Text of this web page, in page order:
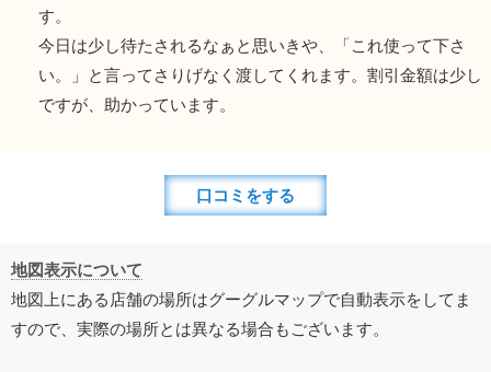
す。
今日は少し待たされるなぁと思いきや、「これ使って下さ
い。」と言ってさりげなく渡してくれます。割引金額は少し
ですが、助かっています。
口コミをする
地図表示について
地図上にある店舗の場所はグーグルマップで自動表示をしてま
すので、実際の場所とは異なる場合もございます。